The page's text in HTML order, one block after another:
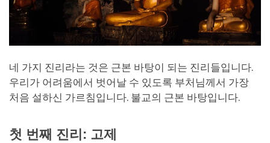
네 가지 진리라는 것은 근본 바탕이 되는 진리들입니다.
우리가 어려움에서 벗어날 수 있도록 부처님께서 가장
처음 설하신 가르침입니다. 불교의 근본 바탕입니다.
첫 번째 진리: 고제